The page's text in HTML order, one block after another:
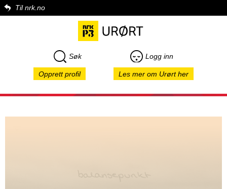
Til nrk.no
Søk Logg inn
Opprett profil Les mer om Urørt her